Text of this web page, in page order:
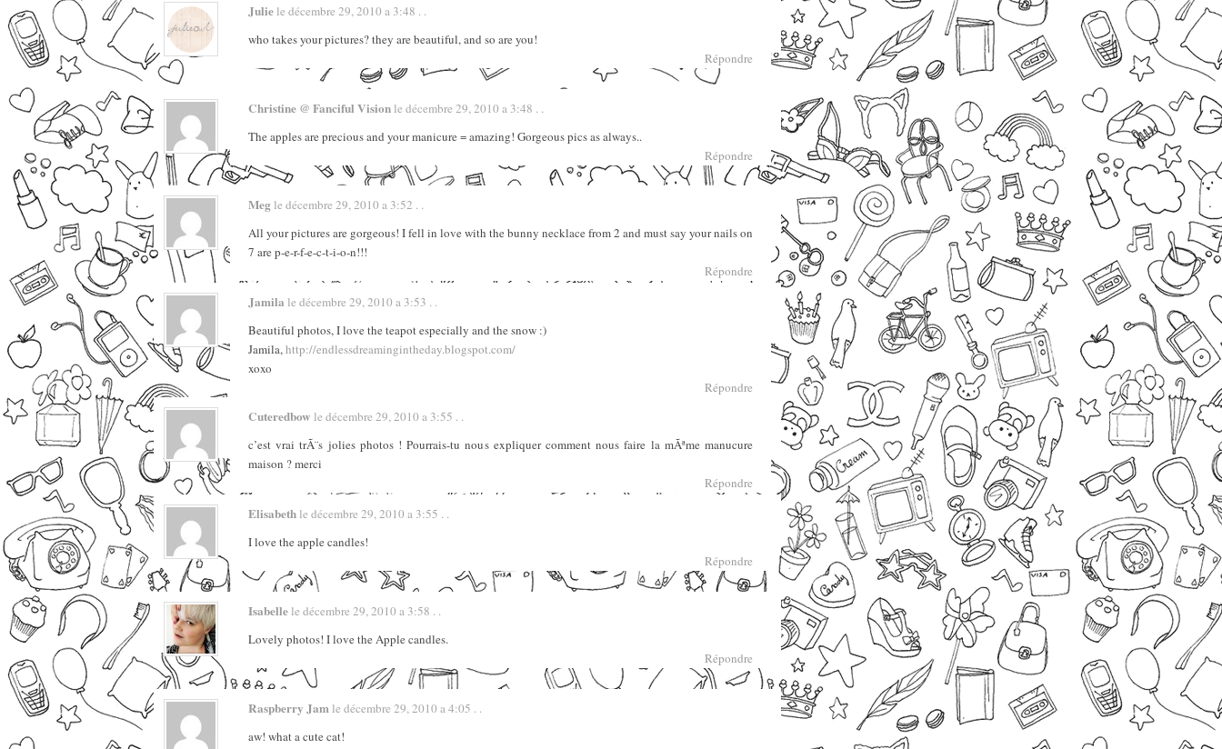
Julie le décembre 29, 2010 a 3:48 . .
who takes your pictures? they are beautiful, and so are you!
Répondre
Christine @ Fanciful Vision le décembre 29, 2010 a 3:48 . .
The apples are precious and your manicure = amazing! Gorgeous pics as always..
Répondre
Meg le décembre 29, 2010 a 3:52 . .
All your pictures are gorgeous! I fell in love with the bunny necklace from 2 and must say your nails on
7 are p-e-r-f-e-c-t-i-o-n!!!
Répondre
Jamila le décembre 29, 2010 a 3:53 . .
Beautiful photos, I love the teapot especially and the snow :)
Jamila,http://endlessdreamingintheday.blogspot.com/
xoxo
Répondre
Cuteredbow le décembre 29, 2010 a 3:55 . .
c’est vrai trÃ¨s jolies photos ! Pourrais-tu nous expliquer comment nous faire la mÃªme manucure
maison ? merci
Répondre
Elisabeth le décembre 29, 2010 a 3:55 . .
I love the apple candles!
Répondre
Isabelle le décembre 29, 2010 a 3:58 . .
Lovely photos! I love the Apple candles.
Répondre
Raspberry Jam le décembre 29, 2010 a 4:05 . .
aw! what a cute cat!